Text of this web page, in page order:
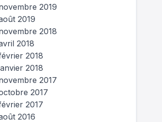
2019
2019
2018
2018
2018
2018
2017
2017
2017
2016